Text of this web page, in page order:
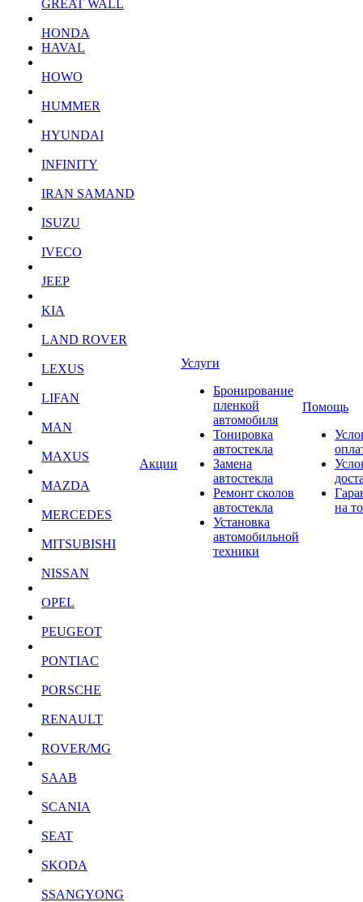
GREAT WALL
HONDA
HAVAL
HOWO
HUMMER
HYUNDAI
INFINITY
IRAN SAMAND
ISUZU
IVECO
JEEP
KIA
LAND ROVER
LEXUS
LIFAN
MAN
MAXUS
MAZDA
MERCEDES
MITSUBISHI
NISSAN
OPEL
PEUGEOT
PONTIAC
PORSCHE
RENAULT
ROVER/MG
SAAB
SCANIA
SEAT
SKODA
SSANGYONG
Акции
Услуги
Бронирование
пленкой
автомобиля
Тонировка
автостекла
Замена
автостекла
Ремонт сколов
автостекла
Установка
автомобильной
техники
Помощь
на